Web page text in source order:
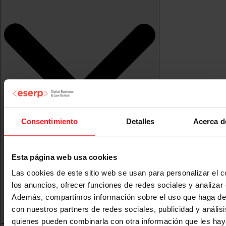
Consentimiento Detalles Acerca
Esta página web usa cookies
Las cookies de este sitio web se usan para personalizar el
los anuncios, ofrecer funciones de redes sociales y analizar
Además, compartimos información sobre el uso que haga
con nuestros partners de redes sociales, publicidad y
quienes pueden combinarla con otra información que les